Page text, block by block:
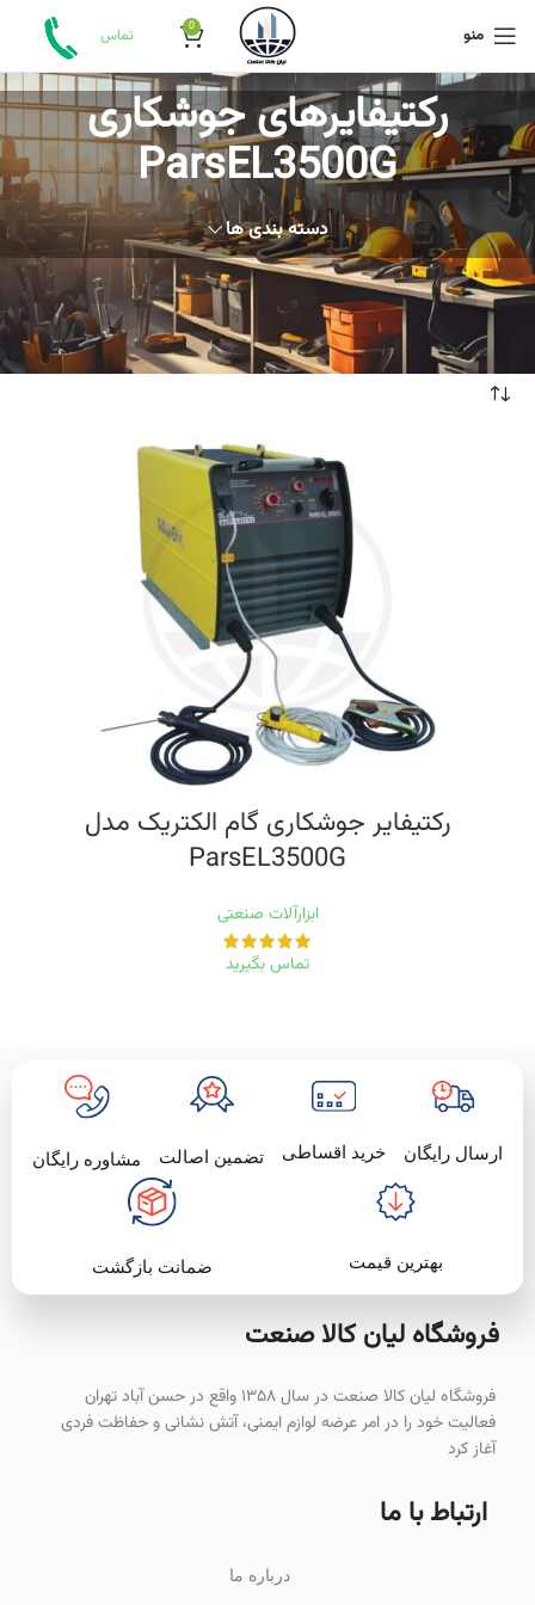
منو 0 تماس
رکتيفایرهای جوشکاری
ParsEL3500G
دسته بندی ها
خانه
محصولات برچسب خورده “رکتيفایرهای جوشکاری ParsEL3500G”
رکتيفایر جوشکاری گام الکتریک مدل
ParsEL3500G
ابزارآلات صنعتی
تماس بگیرید
ارسال رایگان خرید اقساطی تضمین اصالت مشاوره رایگان
بهترین قیمت ضمانت بازگشت
فروشگاه لیان‌ کالا صنعت
فروشگاه لیان کالا صنعت در سال ۱۳۵۸ واقع در حسن آباد تهران
فعالیت خود را در امر عرضه لوازم ایمنی، آتش نشانی و حفاظت فردی
آغاز کرد
ارتباط با ما
درباره ما